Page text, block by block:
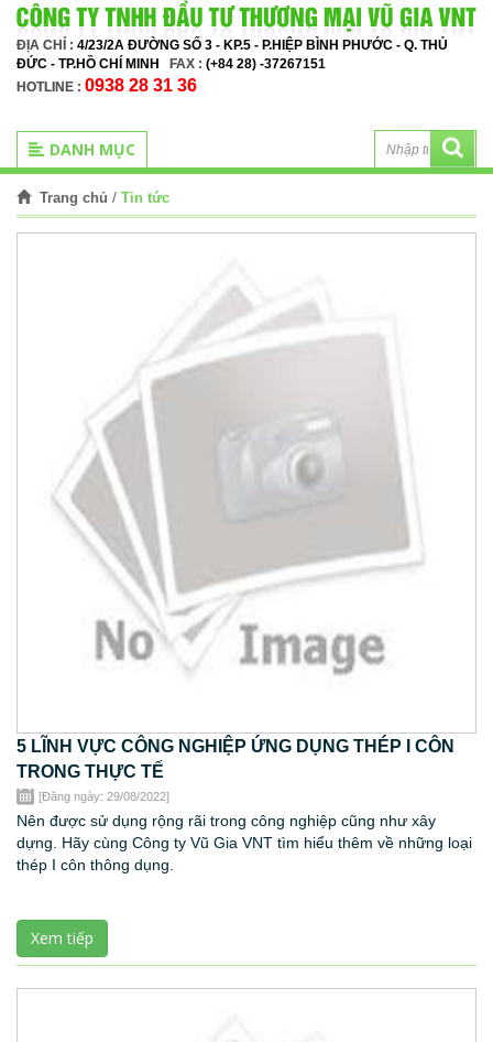
ĐỊA CHỈ : 4/23/2A ĐƯỜNG SỐ 3 - KP.5 - P.HIỆP BÌNH PHƯỚC - Q. THỦ
ĐỨC - TP.HỒ CHÍ MINH
FAX : (+84 28) -37267151
HOTLINE : 0938 28 31 36
DANH MỤC
Trang chủ / Tin tức
5 LĨNH VỰC CÔNG NGHIỆP ỨNG DỤNG THÉP I CÔN
TRONG THỰC TẾ
[Đăng ngày: 29/08/2022]
Nên được sử dụng rộng rãi trong công nghiệp cũng như xây
dựng. Hãy cùng Công ty Vũ Gia VNT tìm hiểu thêm về những loại
thép I côn thông dụng.
Xem tiếp